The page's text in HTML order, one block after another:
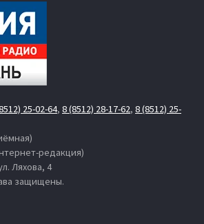
25-02-64, 8 (8512) 28-17-62, 8 (8512) 25-
редакция)
Ляхова, 4
защищены.